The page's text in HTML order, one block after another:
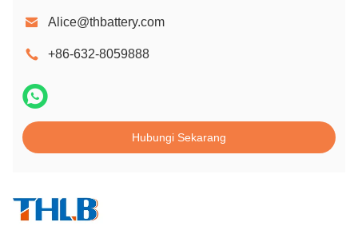
Alice@thbattery.com
+86-632-8059888
Hubungi Sekarang